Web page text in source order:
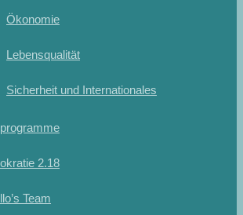
Ökonomie
Lebensqualität
Sicherheit und Internationales
2.18
Team